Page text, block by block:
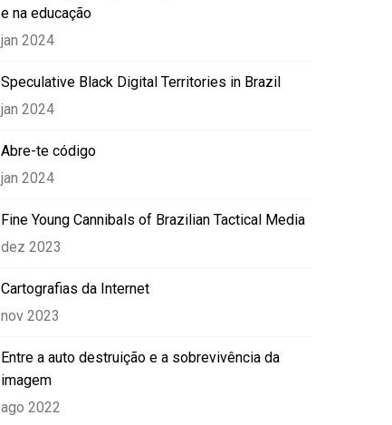
e na educação
jan 2024
Speculative Black Digital Territories in Brazil
jan 2024
Abre-te código
jan 2024
Fine Young Cannibals of Brazilian Tactical Media
dez 2023
Cartografias da Internet
nov 2023
Entre a auto destruição e a sobrevivência da
imagem
ago 2022